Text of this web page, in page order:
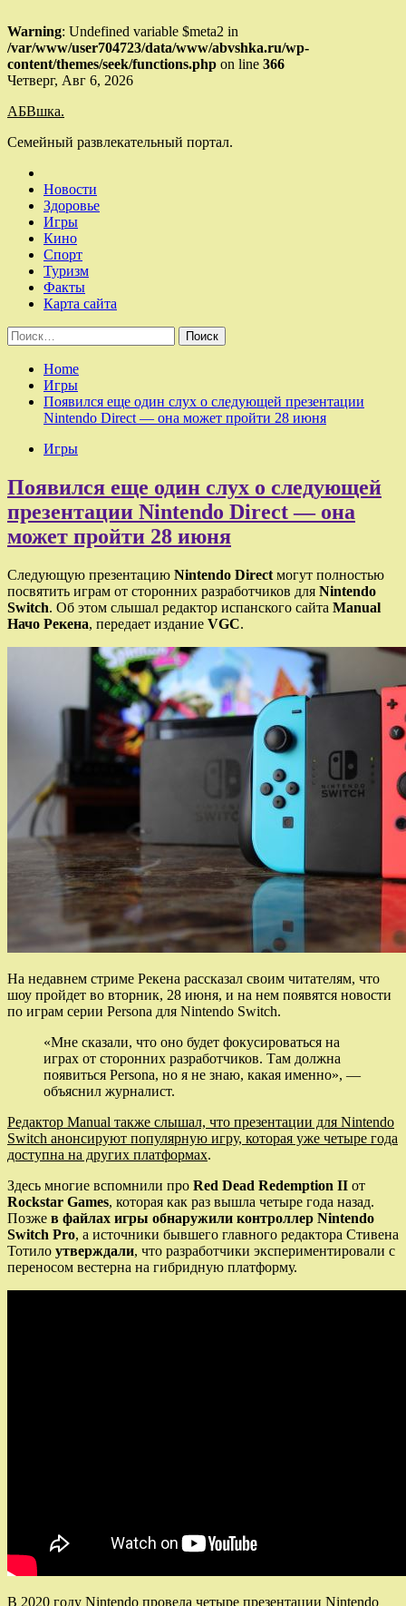
Warning: Undefined variable $meta2 in
/var/www/user704723/data/www/abvshka.ru/wp-
content/themes/seek/functions.php on line 366
Skip
content
Четверг, Авг 6, 2026
АБВшка.
Семейный развлекательный портал.
Новости
Здоровье
Игры
Кино
Спорт
Туризм
Факты
Карта сайта
Найти:
Home
Игры
Появился еще один слух о следующей презентации
Nintendo Direct — она может пройти 28 июня
Игры
Появился еще один слух о следующей
презентации Nintendo Direct — она
может пройти 28 июня
Следующую презентацию Nintendo Direct могут полностью
посвятить играм от сторонних разработчиков для Nintendo
Switch. Об этом слышал редактор испанского сайта Manual
Начо Рекена, передает издание VGC.
На недавнем стриме Рекена рассказал своим читателям, что
шоу пройдет во вторник, 28 июня, и на нем появятся новости
по играм серии Persona для Nintendo Switch.
«Мне сказали, что оно будет фокусироваться на
играх от сторонних разработчиков. Там должна
появиться Persona, но я не знаю, какая именно», —
объяснил журналист.
Редактор Manual также слышал, что презентации для Nintendo
Switch анонсируют популярную игру, которая уже четыре года
доступна на других платформах.
Здесь многие вспомнили про Red Dead Redemption II от
Rockstar Games, которая как раз вышла четыре года назад.
Позже в файлах игры обнаружили контроллер Nintendo
Switch Pro, а источники бывшего главного редактора Стивена
Тотило утверждали, что разработчики экспериментировали с
переносом вестерна на гибридную платформу.
В 2020 году Nintendo провела четыре презентации Nintendo